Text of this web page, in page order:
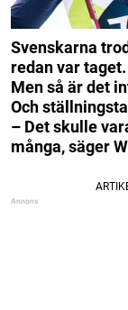
Svenskarna
redan var taget.
Men så är det
Och
– Det skulle
många, säger